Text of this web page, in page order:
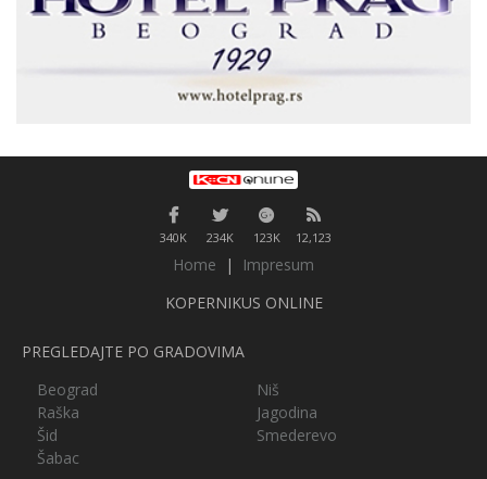
340K 234K 123K 12,123
Home |
Impresum
KOPERNIKUS ONLINE
PREGLEDAJTE PO GRADOVIMA
Beograd
Niš
Raška
Jagodina
Šid
Smederevo
Šabac